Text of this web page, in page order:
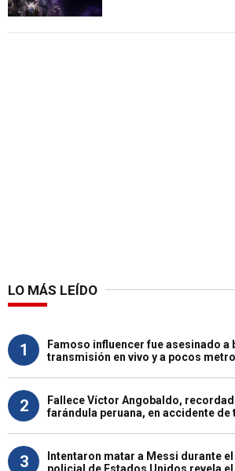
LO MÁS LEÍDO
1
Famoso influencer fue asesinado a
transmisión en vivo y a pocos
2
Fallece Víctor Angobaldo,
farándula peruana, en accidente de
3
Intentaron matar a Messi durante
policial de Estados Unidos revela